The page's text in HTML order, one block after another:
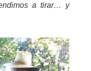
a tirar… y